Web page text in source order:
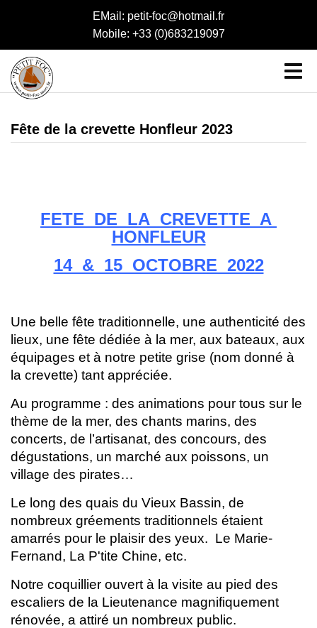
EMail: petit-foc@hotmail.fr
Mobile: +33 (0)683219097
Fête de la crevette Honfleur 2023
FETE DE LA CREVETTE A
HONFLEUR
14 & 15 OCTOBRE 2022
Une belle fête traditionnelle, une authenticité des
lieux, une fête dédiée à la mer, aux bateaux, aux
équipages et à notre petite grise (nom donné à
la crevette) tant appréciée.
Au programme : des animations pour tous sur le
thème de la mer, des chants marins, des
concerts, de l’artisanat, des concours, des
dégustations, un marché aux poissons, un
village des pirates…
Le long des quais du Vieux Bassin, de
nombreux gréements traditionnels étaient
amarrés pour le plaisir des yeux. Le Marie-
Fernand, La P'tite Chine, etc.
Notre coquillier ouvert à la visite au pied des
escaliers de la Lieutenance magnifiquement
rénovée, a attiré un nombreux public.